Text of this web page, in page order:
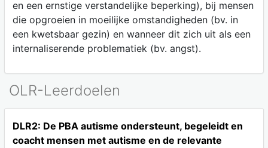
en een ernstige verstandelijke beperking), bij mensen
die opgroeien in moeilijke omstandigheden (bv. in
een kwetsbaar gezin) en wanneer dit zich uit als een
internaliserende problematiek (bv. angst).
OLR-Leerdoelen
DLR2: De PBA autisme ondersteunt, begeleidt en
coacht mensen met autisme en de relevante